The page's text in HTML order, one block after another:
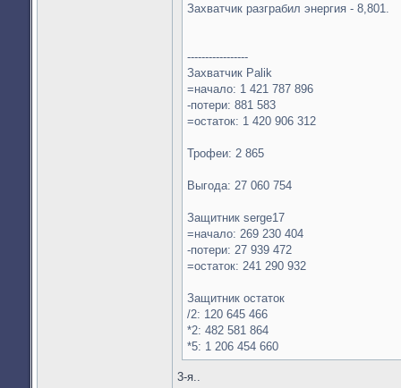
Захватчик разграбил энергия - 8,801.
-----------------
Захватчик Palik
=начало: 1 421 787 896
-потери: 881 583
=остаток: 1 420 906 312
Трофеи: 2 865
Выгода: 27 060 754
Защитник serge17
=начало: 269 230 404
-потери: 27 939 472
=остаток: 241 290 932
Защитник остаток
/2: 120 645 466
*2: 482 581 864
*5: 1 206 454 660
3-я..